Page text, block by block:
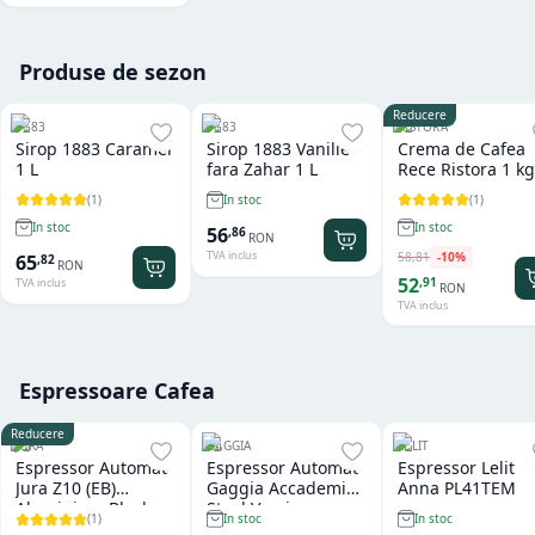
Produse de sezon
1883
Sirop 1883 Caramel
1 L
(1)
In stoc
65,82 RON
TVA inclus
1883
Sirop 1883 Vanilie
fara Zahar 1 L
In stoc
56,86 RON
TVA inclus
Reducere
RISTORA
Crema de Cafea
Rece Ristora 1 kg
(1)
In stoc
58,81 -10%
52,91 RON
TVA inclus
Espressoare Cafea
Reducere
JURA
Espressor Automat
Jura Z10 (EB)
Aluminium Black
(1)
GAGGIA
Espressor Automat
Gaggia Accademia
Steel Version
In stoc
LELIT
Espressor Lelit
Anna PL41TEM
In stoc